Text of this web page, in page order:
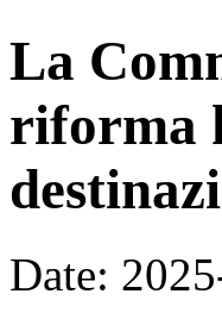
La
riforma
Date: